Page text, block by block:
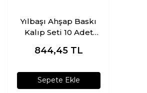
Yılbaşı Ahşap Baskı
Kalıp Seti 10 Adet
844,45 TL
Sepete Ekle